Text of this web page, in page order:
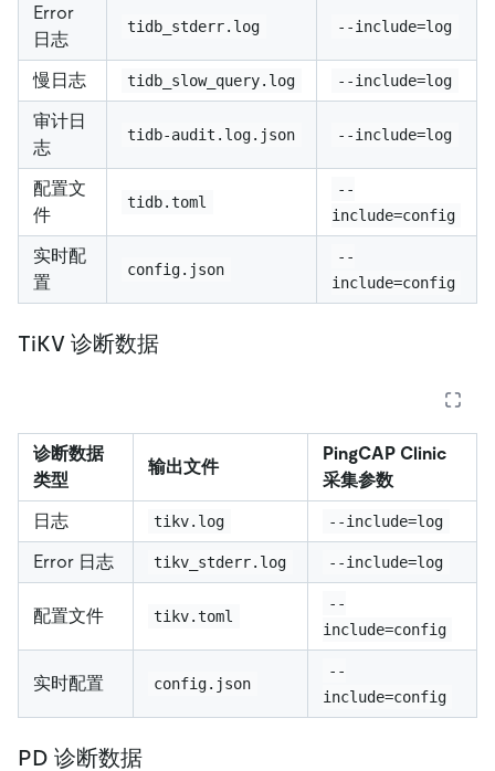
Error
日志
tidb_stderr.log --include=log
慢日志 tidb_slow_query.log --include=log
审计日
志
tidb-audit.log.json --include=log
配置文
件
tidb.toml
--
include=config
实时配
置
config.json
--
include=config
TiKV 诊断数据
诊断数据
类型
输出文件
PingCAP Clinic
采集参数
日志
tikv.log --include=log
Error 日志 tikv_stderr.log --include=log
配置文件 tikv.toml
--
include=config
实时配置 config.json
--
include=config
PD 诊断数据